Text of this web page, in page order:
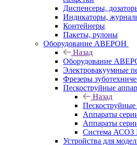
Диспенсеры,
Индикаторы,
Контейнеры
Пакеты, рулоны
Оборудование АВЕРОН
Назад
Оборудование
Электровакуумные
Фрезеры
Пескоструйные
Назад
Аппараты
Аппараты
Система
Устройства для